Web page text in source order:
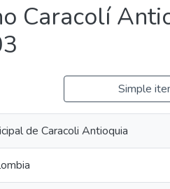
Caracolí
Simple
de Caracoli Antioquia